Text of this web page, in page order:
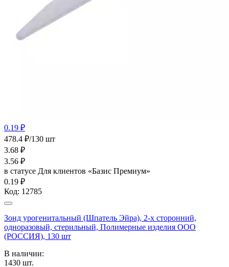
0.19 ₽
478.4 ₽/130 шт
3.68 ₽
3.56 ₽
в статусе Для клиентов «Базис Премиум»
0.19 ₽
Код: 12785
Зонд урогенитальный (Шпатель Эйра), 2-х сторонний,
одноразовый, стерильный, Полимерные изделия OOO
(РОССИЯ), 130 шт
В наличии:
1430 шт.